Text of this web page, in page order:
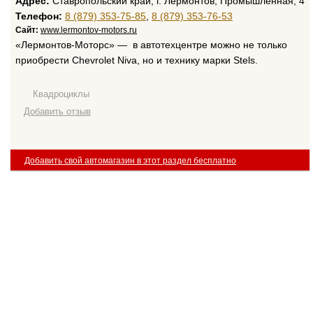
Телефон: 8 (879) 353-75-85 8 (879) 353-76-53
Сайт: www.lermontov-motors.ru
«Лермонтов-Моторс» — в автотехцентре можно не только
приобрести Chevrolet Niva, но и технику марки Stels.
Квадроциклы
Добавить отзыв
Добавить свой автомагазин в этот раздел бесплатно